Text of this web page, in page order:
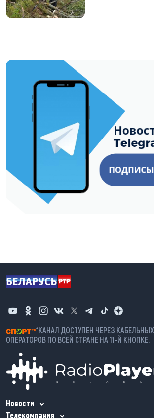
https://t.me/minskctvby
*КАНАЛ ДОСТУПЕН ЧЕРЕЗ КАБЕЛЬНЫХ
ОПЕРАТОРОВ ПО ВСЕЙ СТРАНЕ НА 11-Й КНОПКЕ.
Новости
Телекомпания